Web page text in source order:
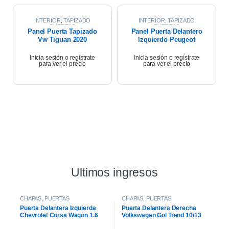
INTERIOR ,TAPIZADO
PUERTAS
Panel Puerta Tapizado
Vw Tiguan 2020
Inicia sesión o regístrate
para ver el precio
INTERIOR ,TAPIZADO
PUERTAS
Panel Puerta Delantero
Izquierdo Peugeot
Inicia sesión o regístrate
para ver el precio
Ultimos ingresos
CHAPAS, PUERTAS
Puerta Delantera Izquierda
Chevrolet Corsa Wagon 1.6
CHAPAS, PUERTAS
Puerta Delantera Derecha
Volkswagen Gol Trend 10/13